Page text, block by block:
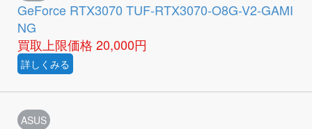
GeForce RTX3070 TUF-RTX3070-O8G-V2-GAMI
NG
買取上限価格 20,000円
詳しくみる
ASUS